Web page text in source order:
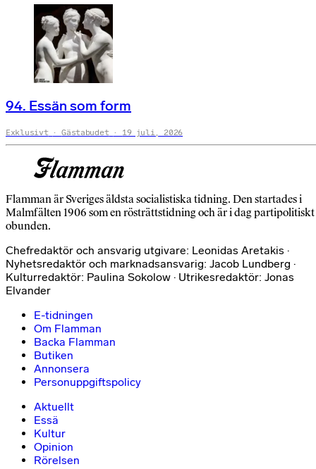
94. Essän som form
Exklusivt Gästabudet 19 juli, 2026
Flamman är Sveriges äldsta socialistiska tidning. Den startades i
Malmfälten 1906 som en rösträttstidning och är i dag partipolitiskt
obunden.
Chefredaktör och ansvarig utgivare: Leonidas Aretakis ·
Nyhetsredaktör och marknadsansvarig: Jacob Lundberg ·
Kulturredaktör: Paulina Sokolow · Utrikesredaktör: Jonas
Elvander
E-tidningen
Om Flamman
Backa Flamman
Butiken
Annonsera
Personuppgiftspolicy
Aktuellt
Essä
Kultur
Opinion
Rörelsen